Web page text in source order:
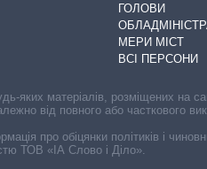
ГОЛОВИ
МЕРИ МІСТ
ВСІ ПЕРСОНИ
яких матеріалів, розміщених на
від повного або часткового
про обіцянки політиків і
ТОВ «ІА Слово і Діло».